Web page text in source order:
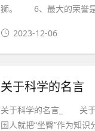
狮。 6、最大的荣誉
2023-12-06
关于科学的名言
关于科学的名言_ 关于
国人就把“坐臀”作为知